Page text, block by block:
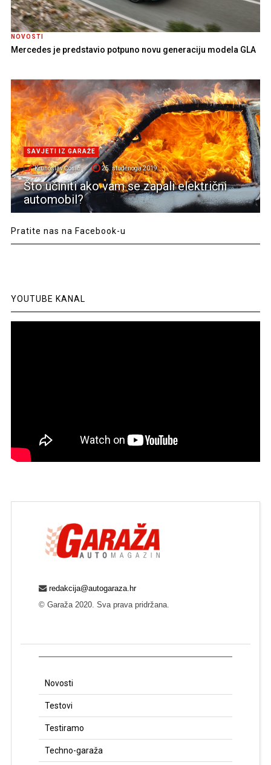
NOVOSTI
Mercedes je predstavio potpuno novu generaciju modela GLA
SAVJETI IZ GARAŽE
Krunoslav Ćosić 25. studenoga 2019.
Što učiniti ako vam se zapali električni
automobil?
Pratite nas na Facebook-u
YOUTUBE KANAL
redakcija@autogaraza.hr
© Garaža 2020. Sva prava pridržana.
Novosti
Testovi
Testiramo
Techno-garaža